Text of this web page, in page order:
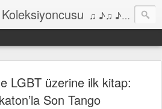
Koleksiyoncusu ♫ ♪♫ ♪ ♫ ♪♫ ♪•♫♪ 2006'dan bu yana Film, Dizi, Müzik ve Kitaplar üzerine Yazılar Diyarı...
LGBT üzerine ilk kitap:
Son Tango